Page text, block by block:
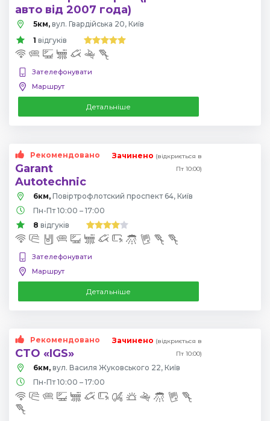
авто від 2007 года)
5км, вул. Гвардійська 20, Київ
1 відгуків
Зателефонувати
Маршрут
Детальніше
Рекомендовано
Garant
Autotechnic
Зачинено (відкриється в
Пт 10:00)
6км,
Повіртрофлотский проспект 64, Київ
Пн-Пт 10:00 – 17:00
8 відгуків
Зателефонувати
Маршрут
Детальніше
Рекомендовано
СТО «IGS»
Зачинено (відкриється в
Пт 10:00)
6км, вул. Василя Жуковського 22, Київ
Пн-Пт 10:00 – 17:00